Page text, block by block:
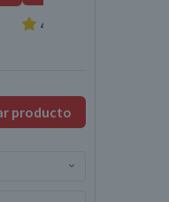
4.8
producto